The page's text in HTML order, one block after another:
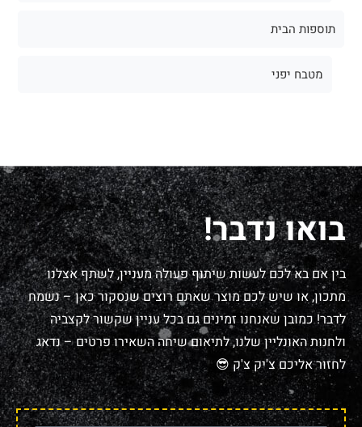
תוספות הבית
מטבח יפני
בואו נדבר!
בין אם בא לכם לעשות שיתוף פעולה מעניין, לשתף אצלנו
מתכון, או שיש לכם מוצר שאתם רוצים שנסקור כאן – נשמח
לדבר! כמובן שאנחנו זמינים גם בכל עניין שקשור לקצביה
ולחנות האונליין שלנו, לתיאום שיחה השאירו פרטים – נדאג
לחזור אליכם צ'יק צ'ק 😎